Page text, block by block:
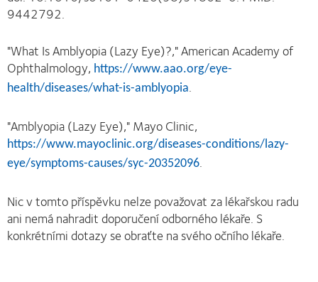
9442792.
"What Is Amblyopia (Lazy Eye)?," American Academy of
Ophthalmology, https://www.aao.org/eye-
health/diseases/what-is-amblyopia.
"Amblyopia (Lazy Eye)," Mayo Clinic,
https://www.mayoclinic.org/diseases-conditions/lazy-
eye/symptoms-causes/syc-20352096.
Nic v tomto příspěvku nelze považovat za lékařskou radu
ani nemá nahradit doporučení odborného lékaře. S
konkrétními dotazy se obraťte na svého očního lékaře.